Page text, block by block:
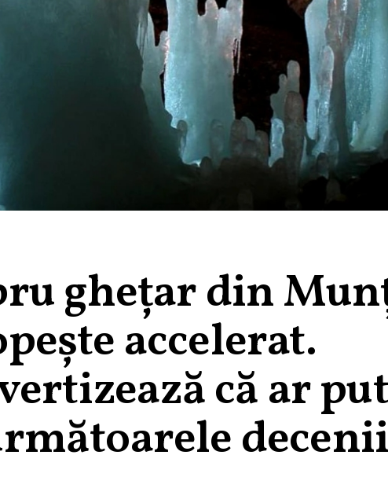
ghețar din
accelerat.
că ar
decenii